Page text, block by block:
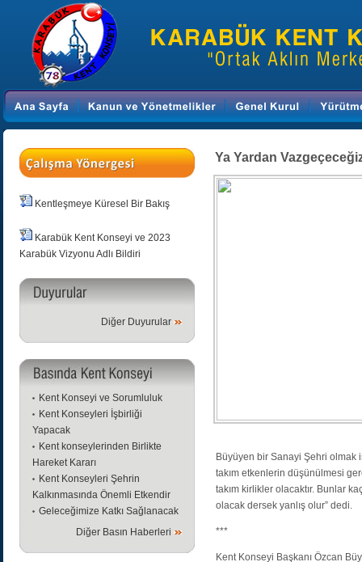
Kentleşmeye Küresel Bir Bakış
Karabük Kent Konseyi ve 2023
Karabük Vizyonu Adlı Bildiri
Diğer Duyurular
Kent Konseyi ve Sorumluluk
Kent Konseyleri İşbirliği
Yapacak
Kent konseylerinden Birlikte
Hareket Kararı
Kent Konseyleri Şehrin
Kalkınmasında Önemli Etkendir
Geleceğimize Katkı Sağlanacak
Diğer Basın Haberleri
Ya Yardan
Büyüyen bir Sanayi Şehri olmak
takım etkenlerin düşünülmesi
takım kirlikler olacaktır. Bunlar
olacak dersek yanlış olur” dedi.
***
Kent Konseyi Başkanı Özcan